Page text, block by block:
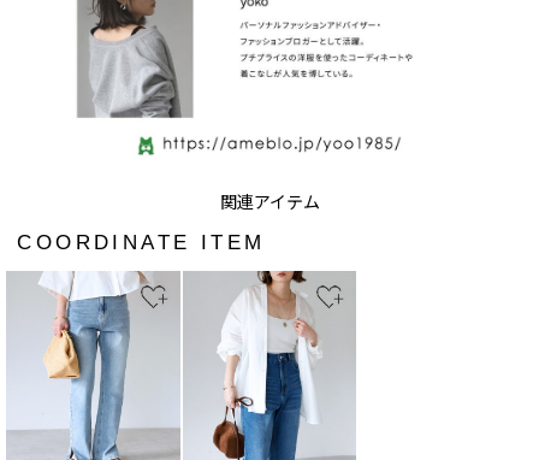
COORDINATE ITEM